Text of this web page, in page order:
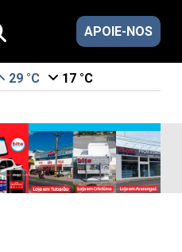
APOIE-NOS
29 °C 17 °C